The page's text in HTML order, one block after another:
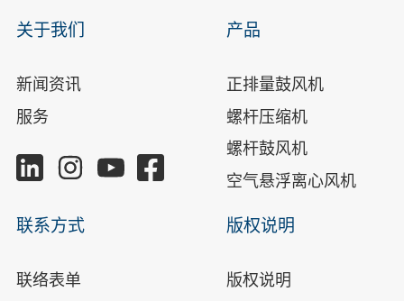
关于我们
新闻资讯
服务
产品
正排量鼓风机
螺杆压缩机
螺杆鼓风机
空气悬浮离心风机
联系方式
联络表单
版权说明
版权说明